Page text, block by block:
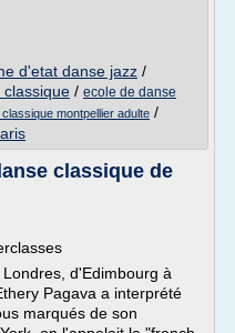
d'etat danse jazz /
/ ecole de danse
montpellier adulte /
classique de
d'Edimbourg à
Pagava a interprété
marqués de son